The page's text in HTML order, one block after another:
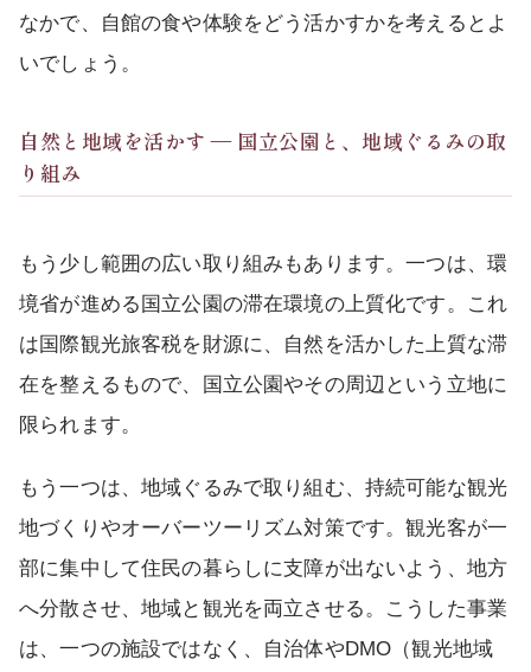
なかで、自館の食や体験をどう活かすかを考えるとよ
いでしょう。
自然と地域を活かす ― 国立公園と、地域ぐるみの取
り組み
もう少し範囲の広い取り組みもあります。一つは、環
境省が進める国立公園の滞在環境の上質化です。これ
は国際観光旅客税を財源に、自然を活かした上質な滞
在を整えるもので、国立公園やその周辺という立地に
限られます。
もう一つは、地域ぐるみで取り組む、持続可能な観光
地づくりやオーバーツーリズム対策です。観光客が一
部に集中して住民の暮らしに支障が出ないよう、地方
へ分散させ、地域と観光を両立させる。こうした事業
は、一つの施設ではなく、自治体やDMO（観光地域